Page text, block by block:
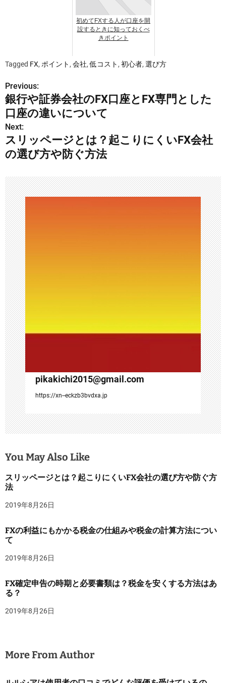
初めてFXする人が口座を開
設するときに知っておくべ
きポイント
Tagged FX, ポイント, 会社,低コスト, 初心者, 選び方
投
稿
ナ
ビ
ー
シ
ョ
ン
Previous:
銀行や証券会社のFX口座とFX専門とした
口座の違いについて
Next:
スリッページとは？起こりにくいFX会社
の選び方や防ぐ方法
pikakichi2015@gmail.com
https://xn--eckzb3bvdxa.jp
You May Also Like
スリッページとは？起こりにくいFX会社の選び方や防ぐ方
法
2019年8月26日
FXの利益にもかかる税金の仕組みや税金の計算方法につい
て
2019年8月26日
FX確定申告の時期と必要書類は？税金を安くする方法はあ
る？
2019年8月26日
More From Author